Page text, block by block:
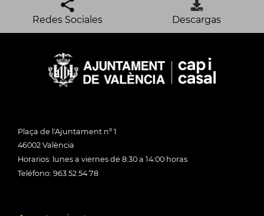
Redes Sociales Descargas
Plaça de l'Ajuntament nº 1
46002 València
Horarios: lunes a viernes de 8:30 a 14:00 horas
Teléfono: 963 52 54 78